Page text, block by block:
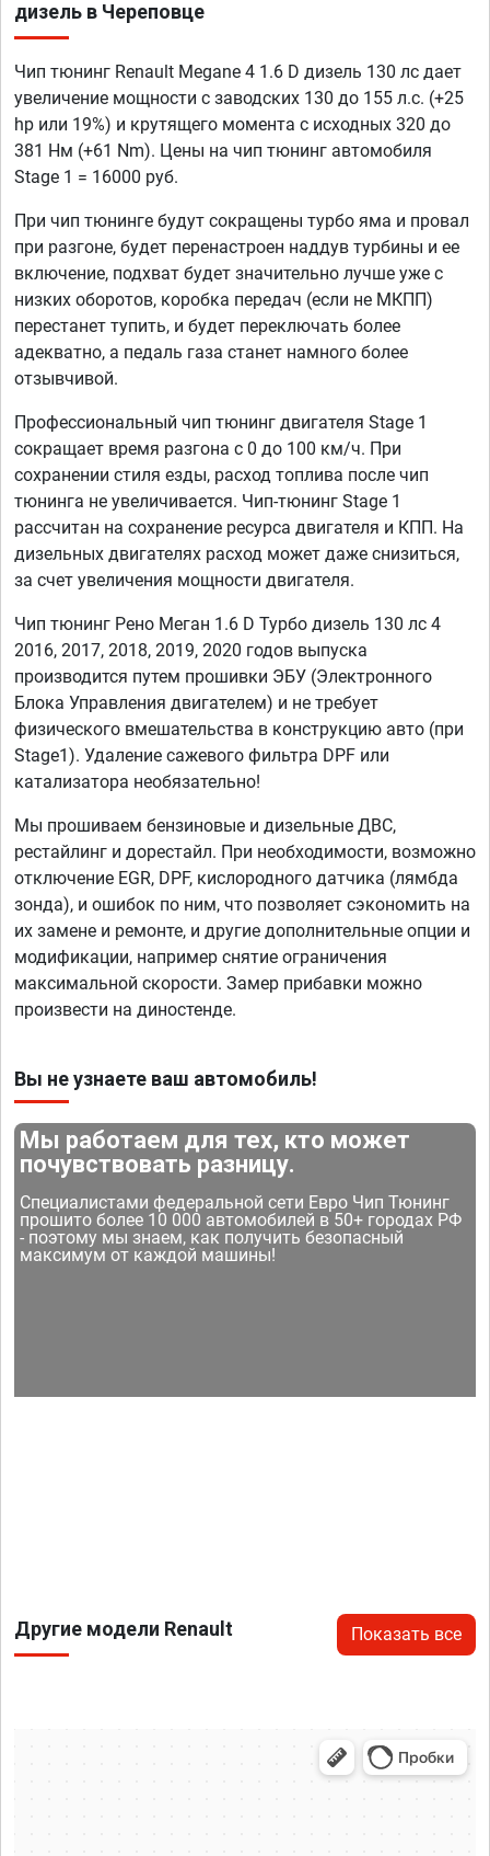
дизель в Череповце
Чип тюнинг Renault Megane 4 1.6 D дизель 130 лс дает
увеличение мощности с заводских 130 до 155 л.с. (+25
hp или 19%) и крутящего момента с исходных 320 до
381 Нм (+61 Nm). Цены на чип тюнинг автомобиля
Stage 1 = 16000 руб.
При чип тюнинге будут сокращены турбо яма и провал
при разгоне, будет перенастроен наддув турбины и ее
включение, подхват будет значительно лучше уже с
низких оборотов, коробка передач (если не МКПП)
перестанет тупить, и будет переключать более
адекватно, а педаль газа станет намного более
отзывчивой.
Профессиональный чип тюнинг двигателя Stage 1
сокращает время разгона с 0 до 100 км/ч. При
сохранении стиля езды, расход топлива после чип
тюнинга не увеличивается. Чип-тюнинг Stage 1
рассчитан на сохранение ресурса двигателя и КПП. На
дизельных двигателях расход может даже снизиться,
за счет увеличения мощности двигателя.
Чип тюнинг Рено Меган 1.6 D Турбо дизель 130 лс 4
2016, 2017, 2018, 2019, 2020 годов выпуска
производится путем прошивки ЭБУ (Электронного
Блока Управления двигателем) и не требует
физического вмешательства в конструкцию авто (при
Stage1). Удаление сажевого фильтра DPF или
катализатора необязательно!
Мы прошиваем бензиновые и дизельные ДВС,
рестайлинг и дорестайл. При необходимости, возможно
отключение EGR, DPF, кислородного датчика (лямбда
зонда), и ошибок по ним, что позволяет сэкономить на
их замене и ремонте, и другие дополнительные опции и
модификации, например снятие ограничения
максимальной скорости. Замер прибавки можно
произвести на диностенде.
Вы не узнаете ваш автомобиль!
Мы работаем для тех, кто может
почувствовать разницу.
Специалистами федеральной сети Евро Чип Тюнинг
прошито более 10 000 автомобилей в 50+ городах РФ
- поэтому мы знаем, как получить безопасный
максимум от каждой машины!
Другие модели Renault Показать все